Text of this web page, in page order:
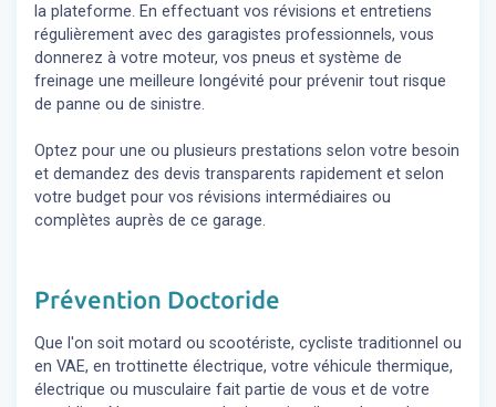
la plateforme. En effectuant vos révisions et entretiens
régulièrement avec des garagistes professionnels, vous
donnerez à votre moteur, vos pneus et système de
freinage une meilleure longévité pour prévenir tout risque
de panne ou de sinistre.
Optez pour une ou plusieurs prestations selon votre besoin
et demandez des devis transparents rapidement et selon
votre budget pour vos révisions intermédiaires ou
complètes auprès de ce garage.
Prévention Doctoride
Que l'on soit motard ou scootériste, cycliste traditionnel ou
en VAE, en trottinette électrique, votre véhicule thermique,
électrique ou musculaire fait partie de vous et de votre